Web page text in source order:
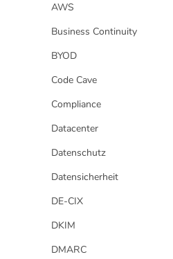
AWS
Business Continuity
BYOD
Code Cave
Compliance
Datacenter
Datenschutz
Datensicherheit
DE-CIX
DKIM
DMARC